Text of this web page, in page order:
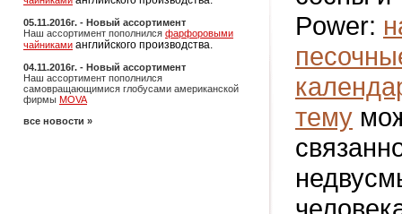
05.11.2016г. - Новый ассортимент
Наш ассортимент пополнился фарфоровыми
чайниками английского производства.
04.11.2016г. - Новый ассортимент
Наш ассортимент пополнился
самовращающимися глобусами американской
фирмы MOVA
все новости »
Power:
тему